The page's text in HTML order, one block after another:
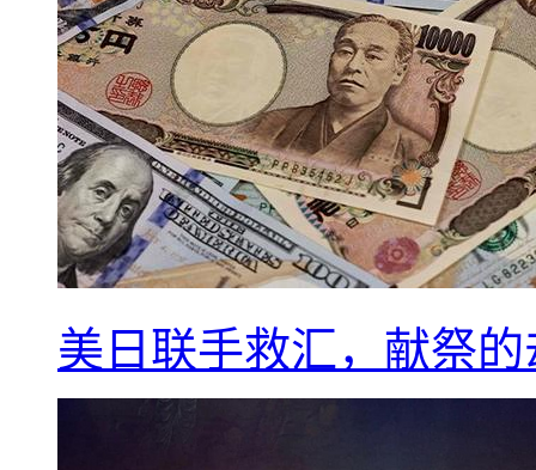
美日联手救汇，献祭